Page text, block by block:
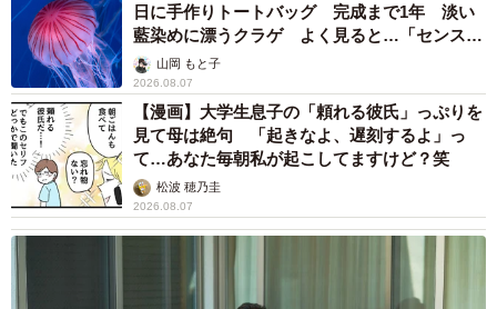
て称賛されていて…驚きました。そのうちの何匹かを私た
ちが引き受けているのにと思ったり。私たちのグループに
渡しましたと言ってほしいわけじゃなかったですが。『自
分が全部解決した』ようなことが書かれていることにとて
も違和感がありました」というメンバー。
「Aさんは皮肉ですが『神様』なんて呼ばれるようになって
から、徐々に変わってきてしまったような気がします。グ
ループ内ではAさんとは関わらない方がいいという意見もあ
りましたが、犬猫には罪がないんだから空きがあるなら引
日に手作りトートバッグ 完成まで1年 淡い
藍染めに漂うクラゲ よく見ると…「センスす
ごい」山岡 もと子
2026.08.07
【漫画】大学生息子の「頼れる彼氏」っぷりを
見て母は絶句 「起きなよ、遅刻するよ」っ
て…あなた毎朝私が起こしてますけど？笑
松波 穂乃圭
2026.08.07